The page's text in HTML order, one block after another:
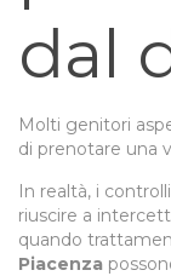
dal
Molti genitori
di prenotare una
In realtà, i
riuscire a
quando
Piacenza